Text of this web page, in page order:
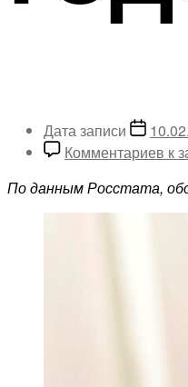
Дата записи
Комментариев к
По данным Росстата,